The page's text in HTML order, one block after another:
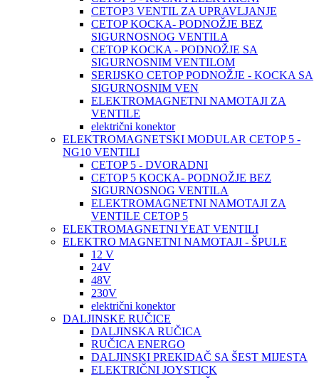
CETOP3 VENTIL ZA UPRAVLJANJE
CETOP KOCKA- PODNOŽJE BEZ
SIGURNOSNOG VENTILA
CETOP KOCKA - PODNOŽJE SA
SIGURNOSNIM VENTILOM
SERIJSKO CETOP PODNOŽJE - KOCKA SA
SIGURNOSNIM VEN
ELEKTROMAGNETNI NAMOTAJI ZA
VENTILE
električni konektor
ELEKTROMAGNETSKI MODULAR CETOP 5 -
NG10 VENTILI
CETOP 5 - DVORADNI
CETOP 5 KOCKA- PODNOŽJE BEZ
SIGURNOSNOG VENTILA
ELEKTROMAGNETNI NAMOTAJI ZA
VENTILE CETOP 5
ELEKTROMAGNETNI YEAT VENTILI
ELEKTRO MAGNETNI NAMOTAJI - ŠPULE
12 V
24V
48V
230V
električni konektor
DALJINSKE RUČICE
DALJINSKA RUČICA
RUČICA ENERGO
DALJINSKI PREKIDAČ SA ŠEST MIJESTA
ELEKTRIČNI JOYSTICK